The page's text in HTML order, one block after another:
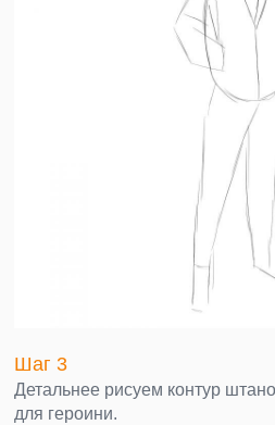
Шаг 3
Детальнее рисуем контур
для героини.